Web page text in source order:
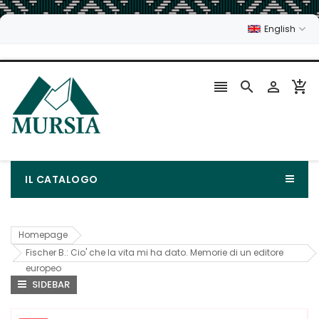
English
   
IL CATALOGO
Homepage
Fischer B.: Cio' che la vita mi ha dato. Memorie di un editore
europeo
SIDEBAR